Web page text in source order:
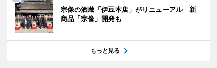
宗像の酒蔵「伊豆本店」がリニューアル 新
商品「宗像」開発も
もっと見る